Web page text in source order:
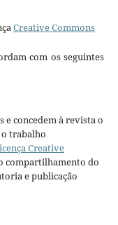
Creative Commons
com os seguintes
concedem à revista o
trabalho
Creative
compartilhamento do
e publicação